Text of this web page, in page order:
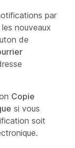
par
nouveaux
de
Copie
si vous
soit